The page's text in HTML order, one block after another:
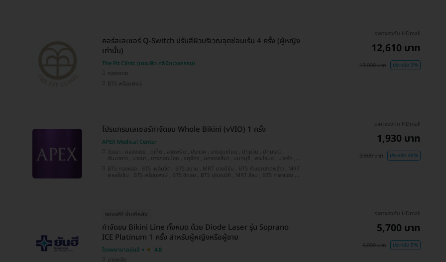
คอร์สเลเซอร์ Q-Switch ปรับสีผิวบริเวณจุดซ่อนเร้น 4 ครั้ง (ผู้หญิง
เท่านั้น)
The Fit Clinic (เดอะฟิต คลินิกเวชกรรม)
คลองเตย
BTS พร้อมพงษ์
ราคาจองกับ HDmall
12,610 บาท
13,000 บาท ประหยัด 3%
โปรแกรมเลเซอร์กำจัดขน Whole Bikini (vVIO) 1 ครั้ง
APEX Medical Center
วัฒนา , คลองเตย , ภูเก็ต , ลาดพร้าว , ประเวศ , บางขุนเทียน , ปทุมวัน , ปทุมธานี ,
คันนายาว , บางนา , บางกอกน้อย , จตุจักร , นครราชสีมา , นนทบุรี , พระโขนง , บางรัก ,
ชลบุรี , ห้วยขวาง , เชียงใหม่ , พระนครศรีอยุธยา , สมุทรปราการ , ประจวบคีรีขันธ์ ,
บางคอแหลม , ยานนาวา , หลักสี่ , นครสวรรค์ , บางแค , บางกะปิ , สงขลา , อุดรธานี ,
ขอนแก่น , คลองสาน , นครปฐม
BTS ทองหล่อ , BTS เพลินจิต , BTS สยาม , MRT บางยี่ขัน , BTS ห้าแยกลาดพร้าว , MRT
พหลโยธิน , BTS พร้อมพงษ์ , BTS ชิดลม , BTS ปุณณวิถี , MRT สีลม , BTS ศาลาแดง ,
ราคาจองกับ HDmall
1,930 บาท
3,600 บาท ประหยัด 46%
จองฟรี! จ่ายทีหลัง
กำจัดขน Bikini Line ทั้งหมด ด้วย Diode Laser รุ่น Soprano
ICE Platinum 1 ครั้ง สำหรับผู้หญิงหรือผู้ชาย
โรงพยาบาลยันฮี
4.8
บางพลัด
ราคาจองกับ HDmall
5,700 บาท
6,000 บาท ประหยัด 5%